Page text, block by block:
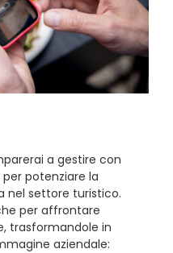
a gestire con
potenziare la
nel settore turistico.
per affrontare
trasformandole in
aziendale: